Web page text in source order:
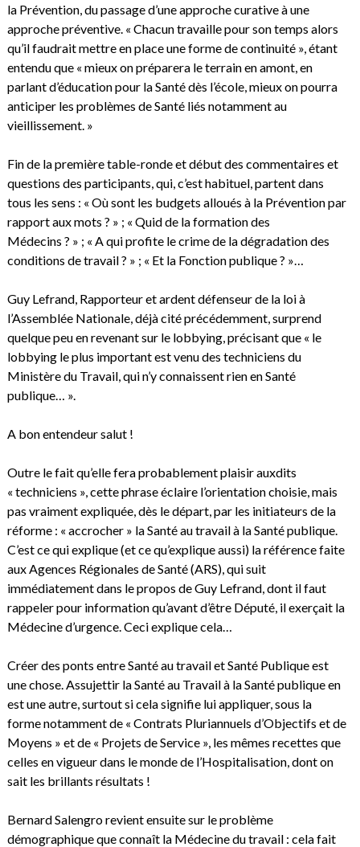
la Prévention, du passage d’une approche curative à une
approche préventive. « Chacun travaille pour son temps alors
qu’il faudrait mettre en place une forme de continuité », étant
entendu que « mieux on préparera le terrain en amont, en
parlant d’éducation pour la Santé dès l’école, mieux on pourra
anticiper les problèmes de Santé liés notamment au
vieillissement. »
Fin de la première table-ronde et début des commentaires et
questions des participants, qui, c’est habituel, partent dans
tous les sens : « Où sont les budgets alloués à la Prévention par
rapport aux mots ? » ; « Quid de la formation des
Médecins ? » ; « A qui profite le crime de la dégradation des
conditions de travail ? » ; « Et la Fonction publique ? »…
Guy Lefrand, Rapporteur et ardent défenseur de la loi à
l’Assemblée Nationale, déjà cité précédemment, surprend
quelque peu en revenant sur le lobbying, précisant que « le
lobbying le plus important est venu des techniciens du
Ministère du Travail, qui n’y connaissent rien en Santé
publique… ».
A bon entendeur salut !
Outre le fait qu’elle fera probablement plaisir auxdits
« techniciens », cette phrase éclaire l’orientation choisie, mais
pas vraiment expliquée, dès le départ, par les initiateurs de la
réforme : « accrocher » la Santé au travail à la Santé publique.
C’est ce qui explique (et ce qu’explique aussi) la référence faite
aux Agences Régionales de Santé (ARS), qui suit
immédiatement dans le propos de Guy Lefrand, dont il faut
rappeler pour information qu’avant d’être Député, il exerçait la
Médecine d’urgence. Ceci explique cela…
Créer des ponts entre Santé au travail et Santé Publique est
une chose. Assujettir la Santé au Travail à la Santé publique en
est une autre, surtout si cela signifie lui appliquer, sous la
forme notamment de « Contrats Pluriannuels d’Objectifs et de
Moyens » et de « Projets de Service », les mêmes recettes que
celles en vigueur dans le monde de l’Hospitalisation, dont on
sait les brillants résultats !
Bernard Salengro revient ensuite sur le problème
démographique que connaît la Médecine du travail : cela fait